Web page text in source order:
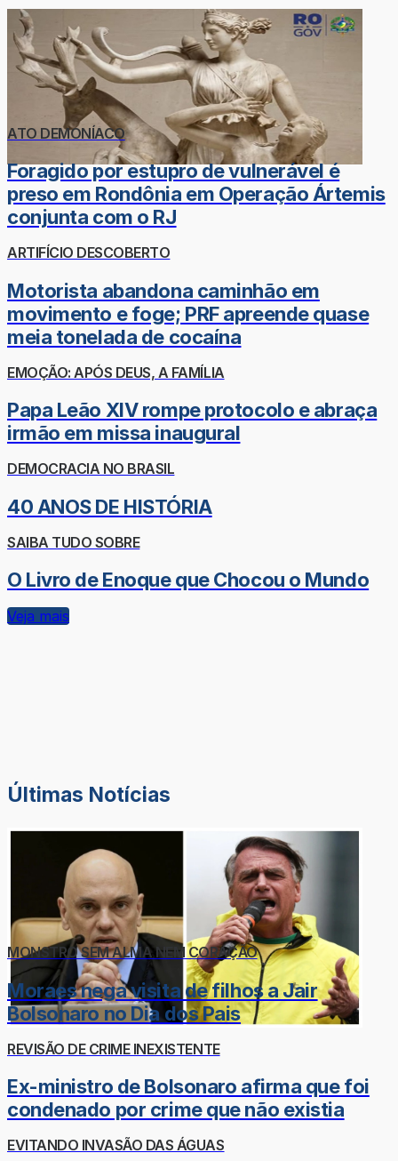
ATO DEMONÍACO
Foragido por estupro de vulnerável é
preso em Rondônia em Operação Ártemis
conjunta com o RJ
ARTIFÍCIO DESCOBERTO
Motorista abandona caminhão em
movimento e foge; PRF apreende quase
meia tonelada de cocaína
EMOÇÃO: APÓS DEUS, A FAMÍLIA
Papa Leão XIV rompe protocolo e abraça
irmão em missa inaugural
DEMOCRACIA NO BRASIL
40 ANOS DE HISTÓRIA
SAIBA TUDO SOBRE
O Livro de Enoque que Chocou o Mundo
Veja mais
Últimas Notícias
MONSTRO SEM ALMA NEM CORAÇÃO
Moraes nega visita de filhos a Jair
Bolsonaro no Dia dos Pais
REVISÃO DE CRIME INEXISTENTE
Ex-ministro de Bolsonaro afirma que foi
condenado por crime que não existia
EVITANDO INVASÃO DAS ÁGUAS